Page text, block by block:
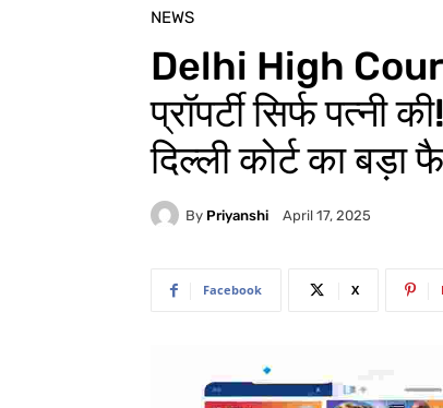
NEWS
Delhi High Court
प्रॉपर्टी सिर्फ पत्नी
दिल्ली कोर्ट का बड़ा
By Priyanshi April 17, 2025
Facebook X